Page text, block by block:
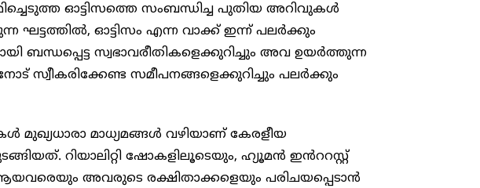
ഓട്ടിസത്തെ സംബന്ധിച്ച പുതിയ അറിവുകൾ
ഘട്ടത്തിൽ‍, ഓട്ടിസം എന്ന വാക്ക് ഇന്ന് പലർക്കും
ബന്ധപ്പെട്ട സ്വഭാവരീതികളെക്കുറിച്ചും അവ ഉയർത്തുന്ന
സ്വീകരിക്കേണ്ട സമീപനങ്ങളെക്കുറിച്ചും പലർക്കും
മുഖ്യധാരാ മാധ്യമങ്ങൾ വഴിയാണ് കേരളീയ
റിയാലിറ്റി ഷോകളിലൂടെയും, ഹ്യൂമൻ ഇൻററസ്റ്റ്
ആയവരെയും അവരുടെ രക്ഷിതാക്കളെയും പരിചയപ്പെടാൻ